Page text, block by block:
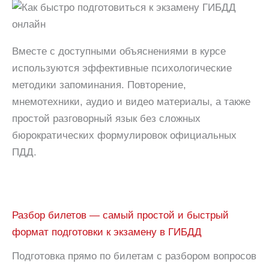
Вместе с доступными объяснениями в курсе
используются эффективные психологические
методики запоминания. Повторение,
мнемотехники, аудио и видео материалы, а также
простой разговорный язык без сложных
бюрократических формулировок официальных
ПДД.
Разбор билетов — самый простой и быстрый
формат подготовки к экзамену в ГИБДД
Подготовка прямо по билетам с разбором вопросов